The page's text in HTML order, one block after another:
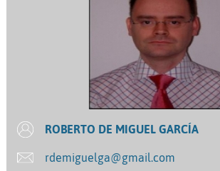
ROBERTO DE MIGUEL GARCÍA
rdemiguelga@gmail.com